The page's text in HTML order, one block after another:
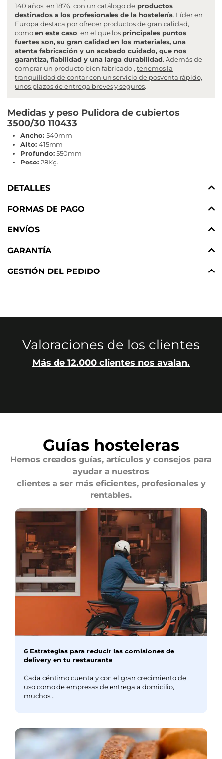
140 años, en 1876, con un catálogo de productos
destinados a los profesionales de la hostelería. Líder en
Europa destaca por ofrecer productos de gran calidad,
comoen este caso, en el que los principales puntos
fuertes son, su gran calidad en los materiales, una
atenta fabricación y un acabado cuidado, que nos
garantiza, fiabilidad y una larga durabilidad. Además de
comprar un producto bien fabricado , tenemos la
tranquilidad de contar con un servicio de posventa rápido,
unos plazos de entrega breves y seguros.
Medidas y peso Pulidora de cubiertos
3500/30 110433
Ancho: 540mm
Alto: 415mm
Profundo: 550mm
Peso: 28Kg.
DETALLES
FORMAS DE PAGO
ENVÍOS
GARANTÍA
GESTIÓN DEL PEDIDO
Valoraciones de los clientes
Más de 12.000 clientes nos avalan.
Guías hosteleras
Hemos creados guías, artículos y consejos para
ayudar a nuestros
clientes a ser más eficientes, profesionales y
rentables.
6 Estrategias para reducir las comisiones de
delivery en tu restaurante
Cada céntimo cuenta y con el gran crecimiento de
uso como de empresas de entrega a domicilio,
muchos...